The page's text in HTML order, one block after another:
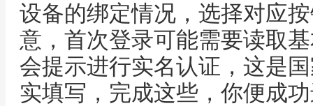
设备的绑定情况，选择对应
意，首次登录可能需要读取
会提示进行实名认证，这是
实填写，完成这些，你便成